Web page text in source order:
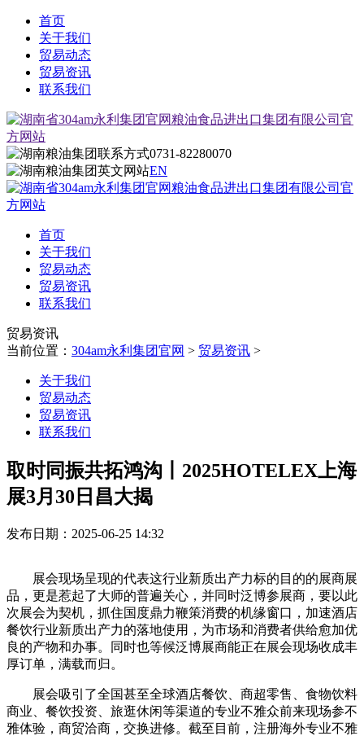
首页
关于我们
贸易动态
贸易资讯
联系我们
0731-82280070
EN
首页
关于我们
贸易动态
贸易资讯
联系我们
贸易资讯
当前位置： 304am永利集团官网 > 贸易资讯 >
关于我们
贸易动态
贸易资讯
联系我们
取时同振共拓鸿沟丨2025HOTELEX上海
展3月30日昌大揭
发布日期：2025-06-25 14:32
展会现场呈现的代表这行业新质出产力标的目的的展商展
品，更是惹起了大师的普遍关心，并同时泛博参展商，要以此
次展会为契机，抓住国度鼎力鞭策消费的机缘窗口，加速酒店
餐饮行业新质出产力的落地使用，为市场和消费者供给愈加优
良的产物和办事。同时也等候泛博展商能正在展会现场收成丰
厚订单，满载而归。
展会吸引了全国甚至全球酒店餐饮、商超零售、食物饮料
商业、餐饮投资、旅逛休闲等渠道的专业不雅众前来现场参不
雅体验，商贸洽商，交换进修。截至目前，注册海外专业不雅